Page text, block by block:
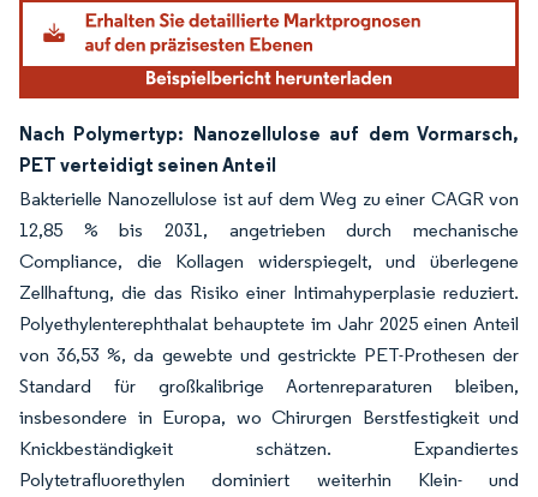
Nach Polymertyp: Nanozellulose auf dem Vormarsch,
PET verteidigt seinen Anteil
Bakterielle Nanozellulose ist auf dem Weg zu einer CAGR von
12,85 % bis 2031, angetrieben durch mechanische
Compliance, die Kollagen widerspiegelt, und überlegene
Zellhaftung, die das Risiko einer Intimahyperplasie reduziert.
Polyethylenterephthalat behauptete im Jahr 2025 einen Anteil
von 36,53 %, da gewebte und gestrickte PET-Prothesen der
Standard für großkalibrige Aortenreparaturen bleiben,
insbesondere in Europa, wo Chirurgen Berstfestigkeit und
Knickbeständigkeit schätzen. Expandiertes
Polytetrafluorethylen dominiert weiterhin Klein- und